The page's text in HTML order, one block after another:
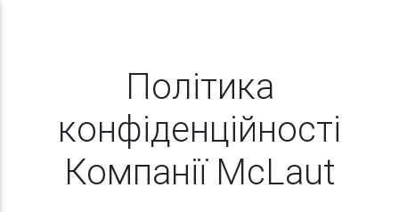
Політика
конфіденційності
Компанії McLaut